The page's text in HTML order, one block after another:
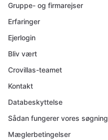
Gruppe- og firmarejser
Erfaringer
Ejerlogin
Bliv vært
Crovillas-teamet
Kontakt
Databeskyttelse
Sådan fungerer vores søgning
Mæglerbetingelser